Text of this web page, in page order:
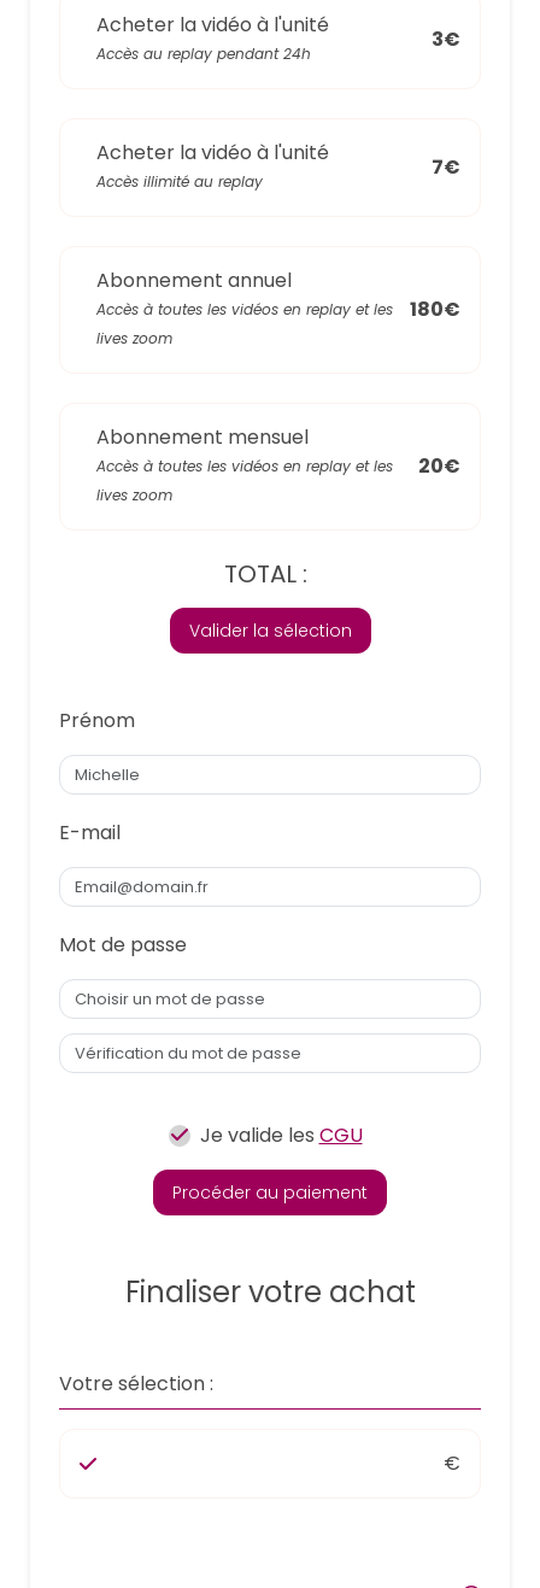
Acheter la vidéo à l'unité
Accès au replay pendant 24h
3€
Acheter la vidéo à l'unité
Accès illimité au replay
7€
Abonnement annuel
Accès à toutes les vidéos en replay et les
lives zoom
180€
Abonnement mensuel
Accès à toutes les vidéos en replay et les
lives zoom
20€
TOTAL :
Valider la sélection
Prénom
E-mail
Mot de passe
Je valide les CGU
Procéder au paiement
Finaliser votre achat
Votre sélection :
€